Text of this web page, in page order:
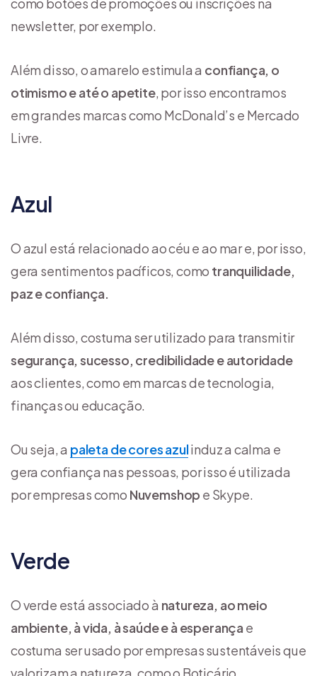
newsletter, por exemplo.
Além disso, o amarelo estimula a confiança, o
otimismo e até o apetite, por isso encontramos
em grandes marcas como McDonald’s e Mercado
Livre.
Azul
O azul está relacionado ao céu e ao mar e, por isso,
gera sentimentos pacíficos, como tranquilidade,
paz e confiança.
Além disso, costuma ser utilizado para transmitir
segurança, sucesso, credibilidade e autoridade
aos clientes, como em marcas de tecnologia,
finanças ou educação.
Ou seja, a paleta de cores azulinduz a calma e
gera confiança nas pessoas, por isso é utilizada
por empresas como Nuvemshop e Skype.
Verde
O verde está associado à natureza, ao meio
ambiente, à vida, à saúde e à esperança e
costuma ser usado por empresas sustentáveis que
valorizam a natureza, como o Boticário.